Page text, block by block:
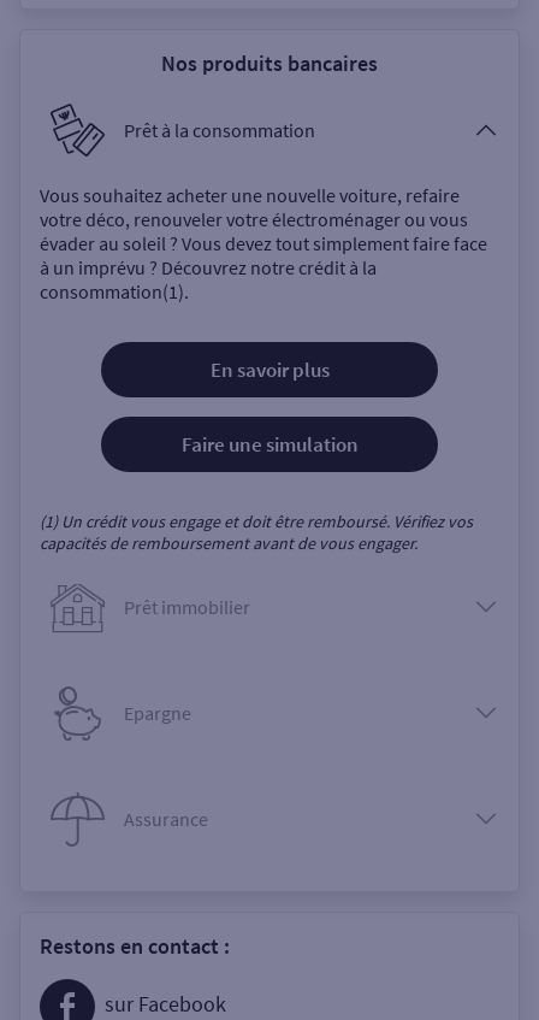
Nos produits bancaires
Prêt à la consommation
Vous souhaitez acheter une nouvelle voiture, refaire
votre déco, renouveler votre électroménager ou vous
évader au soleil ? Vous devez tout simplement faire face
à un imprévu ? Découvrez notre crédit à la
consommation(1).
En savoir plus
Faire une simulation
(1) Un crédit vous engage et doit être remboursé. Vérifiez vos
capacités de remboursement avant de vous engager.
Prêt immobilier
Epargne
Assurance
Restons en contact :
sur Facebook